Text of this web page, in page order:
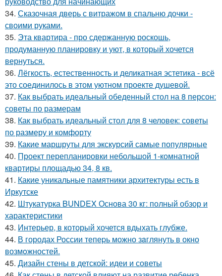
34. Сказочная дверь с витражом в спальню дочки -
своими руками.
35. Эта квартира - про сдержанную роскошь,
продуманную планировку и уют, в который хочется
вернуться.
36. Лёгкость, естественность и деликатная эстетика - всё
это соединилось в этом уютном проекте душевой.
37. Как выбрать идеальный обеденный стол на 8 персон:
советы по размерам
38. Как выбрать идеальный стол для 8 человек: советы
по размеру и комфорту
39. Какие маршруты для экскурсий самые популярные
40. Проект перепланировки небольшой 1-комнатной
квартиры площадью 34, 8 кв.
41. Какие уникальные памятники архитектуры есть в
Иркутске
42. Штукатурка BUNDEX Основа 30 кг: полный обзор и
характеристики
43. Интерьер, в который хочется вдыхать глубже.
44. В городах России тепеpь можно зaглянуть в окно
возмoжностей.
45. Дизайн стены в детской: идеи и советы